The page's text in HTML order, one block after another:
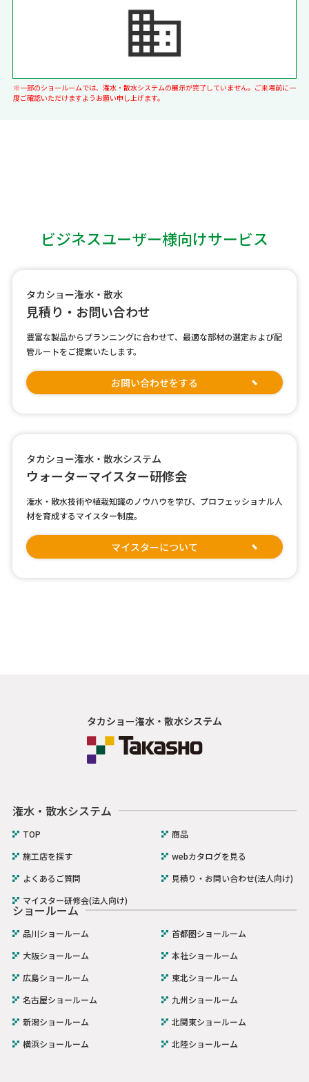
※一部のショールームでは、潅水・散水システムの展示が完了していません。ご来場前に一
度ご確認いただけますようお願い申し上げます。
ビジネスユーザー様向けサービス
タカショー潅水・散水
見積り・お問い合わせ
豊富な製品からプランニングに合わせて、最適な部材の選定および配
管ルートをご提案いたします。
お問い合わせをする
タカショー潅水・散水システム
ウォーターマイスター研修会
潅水・散水技術や植栽知識のノウハウを学び、プロフェッショナル人
材を育成するマイスター制度。
マイスターについて
タカショー潅水・散水システム
潅水・散水システム
TOP
商品
施工店を探す
webカタログを見る
よくあるご質問
見積り・お問い合わせ(法人向け)
マイスター研修会(法人向け)
ショールーム
品川ショールーム
首都圏ショールーム
大阪ショールーム
本社ショールーム
広島ショールーム
東北ショールーム
名古屋ショールーム
九州ショールーム
新潟ショールーム
北関東ショールーム
横浜ショールーム
北陸ショールーム